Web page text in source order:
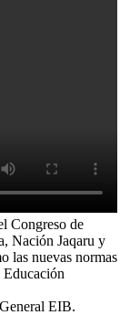
Congreso de
Nación Jaqaru y
las nuevas normas
EIB.